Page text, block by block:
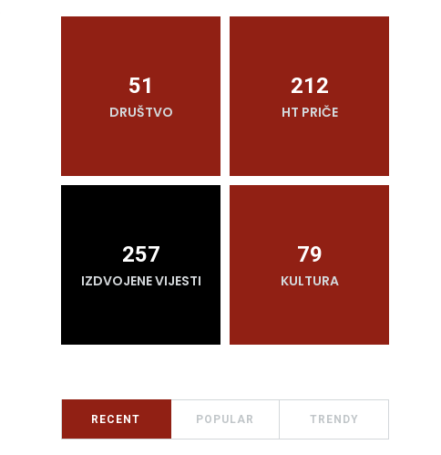
51
DRUŠTVO
212
HT PRIČE
257
IZDVOJENE VIJESTI
79
KULTURA
RECENT POPULAR TRENDY